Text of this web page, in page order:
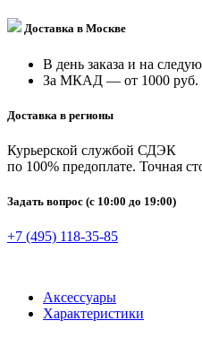
Доставка в Москве
В день заказа и на
За МКАД — от 1000 руб.
Доставка в регионы
Курьерской службой СДЭК
по 100% предоплате. Точная
Задать вопрос (с 10:00 до 19:00)
+7 (495) 118-35-85
Аксессуары
Характеристики